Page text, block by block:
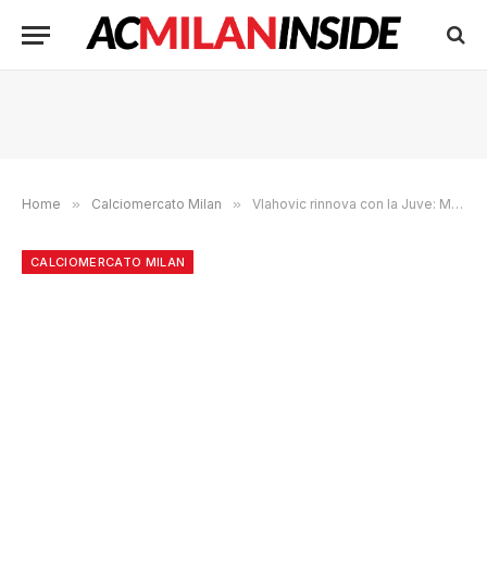
Home » Calciomercato Milan » Vlahovic rinnova con la Juve: Milan beffato? I dettagli di Tuttosport.
CALCIOMERCATO MILAN